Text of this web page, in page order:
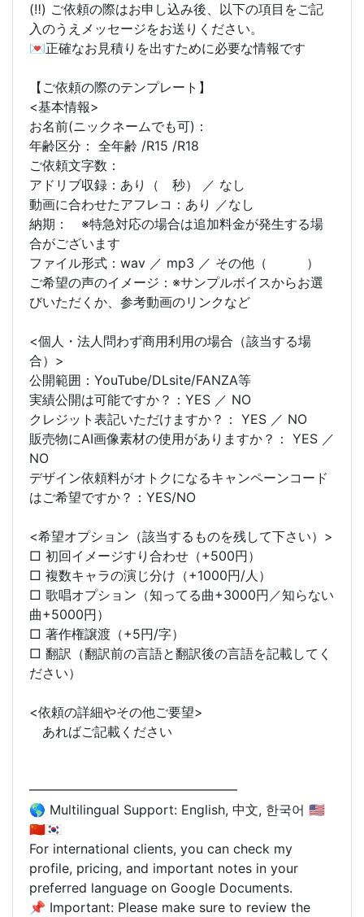
(‼️) ご依頼の際はお申し込み後、以下の項目をご記
入のうえメッセージをお送りください。
💌正確なお見積りを出すために必要な情報です
【ご依頼の際のテンプレート】
<基本情報>
お名前(ニックネームでも可)：
年齢区分： 全年齢 /R15 /R18
ご依頼文字数：
アドリブ収録：あり（ 秒） ／ なし
動画に合わせたアフレコ：あり ／なし
納期： ※特急対応の場合は追加料金が発生する場
合がございます
ファイル形式：wav ／ mp3 ／ その他（ ）
ご希望の声のイメージ：※サンプルボイスからお選
びいただくか、参考動画のリンクなど
<個人・法人問わず商用利用の場合（該当する場
合）>
公開範囲：YouTube/DLsite/FANZA等
実績公開は可能ですか？：YES ／ NO
クレジット表記いただけますか？： YES ／ NO
販売物にAI画像素材の使用がありますか？： YES ／
NO
デザイン依頼料がオトクになるキャンペーンコード
はご希望ですか？：YES/NO
<希望オプション（該当するものを残して下さい）>
□ 初回イメージすり合わせ（+500円）
□ 複数キャラの演じ分け（+1000円/人）
□ 歌唱オプション（知ってる曲+3000円／知らない
曲+5000円）
□ 著作権譲渡（+5円/字）
□ 翻訳（翻訳前の言語と翻訳後の言語を記載してく
ださい）
<依頼の詳細やその他ご要望>
あればご記載ください
━━━━━━━━━━━━━━━━
🌎 Multilingual Support: English, 中文, 한국어 🇺🇸
🇨🇳🇰🇷
For international clients, you can check my
profile, pricing, and important notes in your
preferred language on Google Documents.
📌 Important: Please make sure to review the